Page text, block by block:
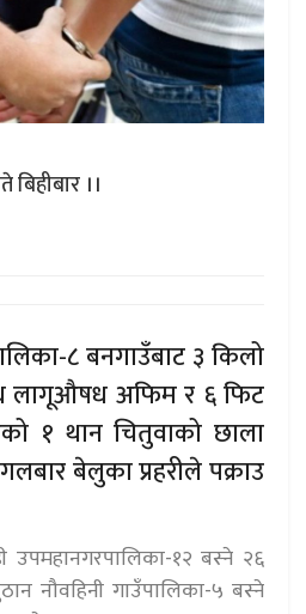
।।
८ बनगाउँबाट ३ किलो
लागूऔषध अफिम र ६ फिट
१ थान चितुवाको छाला
बेलुका प्रहरीले पक्राउ
उपमहानगरपालिका-१२ बस्ने २६
नौवहिनी गाउँपालिका-५ बस्ने